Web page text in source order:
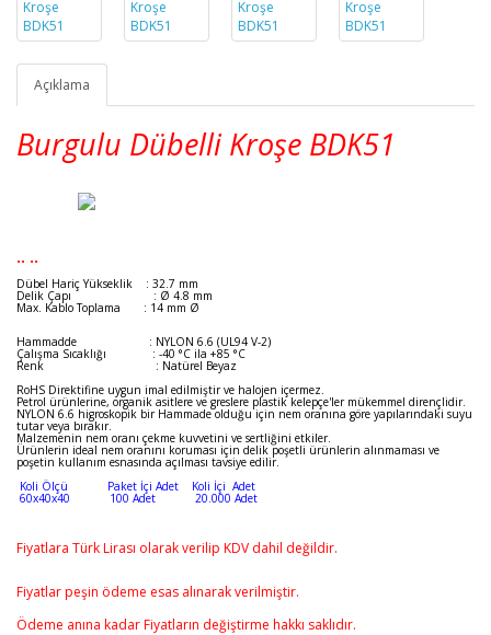
Açıklama
Burgulu Dübelli Kroşe BDK51
.. ..
Dübel Hariç Yükseklik : 32.7 mm
Delik Çapı : Ø 4.8 mm
Max. Kablo Toplama : 14 mm Ø
Hammadde : NYLON 6.6 (UL94 V-2)
Çalışma Sıcaklığı : -40 °C ila +85 °C
Renk : Natürel Beyaz
RoHS Direktifine uygun imal edilmiştir ve halojen içermez.
Petrol ürünlerine, organik asitlere ve greslere plastik kelepçe'ler mükemmel dirençlidir.
NYLON 6.6 higroskopik bir Hammade olduğu için nem oranına göre yapılarındaki suyu
tutar veya bırakır.
Malzemenin nem oranı çekme kuvvetini ve sertliğini etkiler.
Ürünlerin ideal nem oranını koruması için delik poşetli ürünlerin alınmaması ve
poşetin kullanım esnasında açılması tavsiye edilir.
Koli Ölçü Paket İçi Adet Koli İçi Adet
60x40x40 100 Adet 20.000 Adet
Fiyatlara Türk Lirası olarak verilip KDV dahil değildir.
Fiyatlar peşin ödeme esas alınarak verilmiştir.
Ödeme anına kadar Fiyatların değiştirme hakkı saklıdır.